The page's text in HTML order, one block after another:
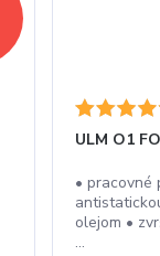
ULM O1
• pracovné
olejom •
...